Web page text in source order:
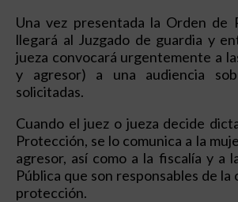
Una vez presentada la Orden de
llegará al Juzgado de guardia y
jueza convocará urgentemente a
y agresor) a una audiencia
solicitadas.
Cuando el juez o jueza decide
Protección, se lo comunica a la
agresor, así como a la fiscalía y a
Pública que son responsables de
protección.